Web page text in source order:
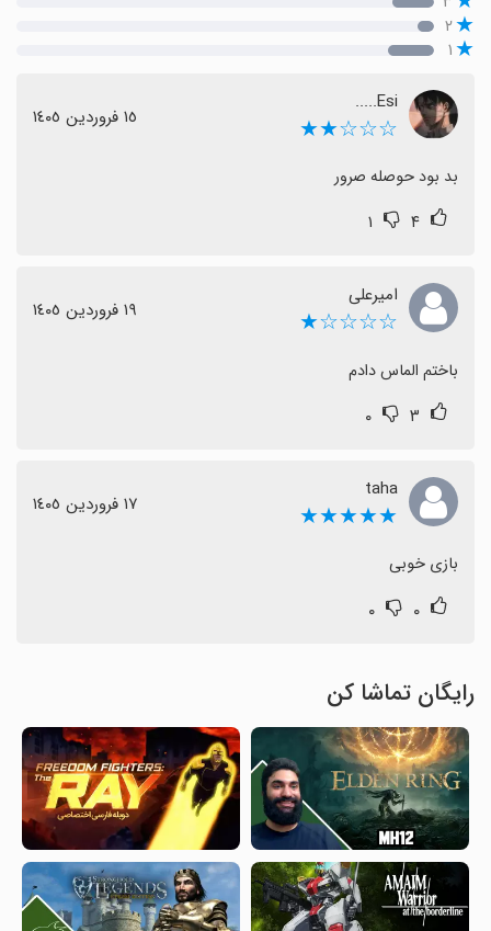
۲
۱
Esi.....
☆☆☆★★ ١٥ فروردین ١٤٠٥
بد بود حوصله صرور
۴ ۱
امیرعلی
☆☆☆☆★ ١٩ فروردین ١٤٠٥
باختم الماس دادم
۳ ۰
taha
★★★★★ ١٧ فروردین ١٤٠٥
بازی خوبی
۰ ۰
رایگان تماشا کن